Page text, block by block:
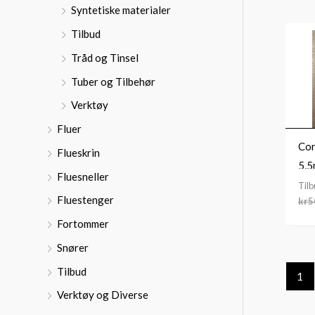
Syntetiske materialer
Tilbud
Tråd og Tinsel
Tuber og Tilbehør
Verktøy
Fluer
Flueskrin
Fluesneller
Fluestenger
Fortommer
Snører
Tilbud
Verktøy og Diverse
kr
1